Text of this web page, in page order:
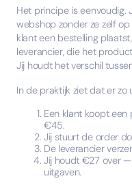
Het principe is eenvoudig.
webshop zonder ze zelf
klant een bestelling
leverancier, die het
Jij houdt het verschil
In de praktijk ziet dat er zo
Een klant koopt
€45.
Jij stuurt de order
De leverancier
Jij houdt €27 over
uitgaven.